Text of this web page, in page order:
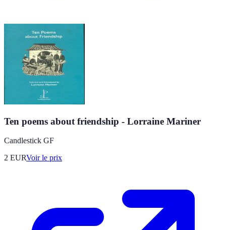
Ten poems about friendship - Lorraine Mariner
Candlestick GF
2 EURVoir le prix